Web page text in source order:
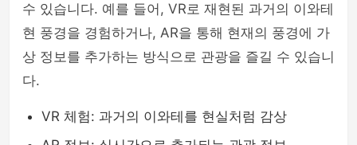
수 있습니다. 예를 들어, VR로 재현된 과거의 이와테
현 풍경을 경험하거나, AR을 통해 현재의 풍경에 가
상 정보를 추가하는 방식으로 관광을 즐길 수 있습니
다.
VR 체험: 과거의 이와테를 현실처럼 감상